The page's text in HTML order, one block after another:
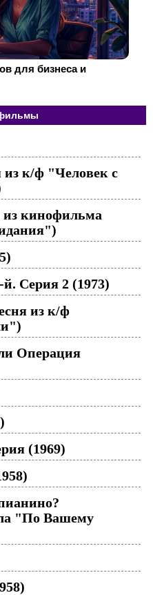
для бизнеса и
к/ф "Человек с
из кинофильма
Серия 2 (1973)
из к/ф
Операция
(1969)
"По Вашему